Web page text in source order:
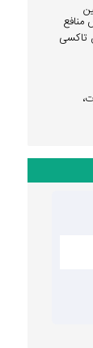
منافع
تاکسی